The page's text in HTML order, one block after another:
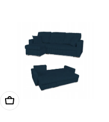
Dodaj do koszyka